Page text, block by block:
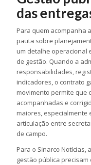
das
Para quem acompanha
pauta sobre
um detalhe operacional
de gestão. Quando a
responsabilidades,
indicadores, o contrato
movimento permite que
acompanhadas e
maiores, especialmente
articulação entre
de campo.
Para o Sinarco Notícias,
gestão pública